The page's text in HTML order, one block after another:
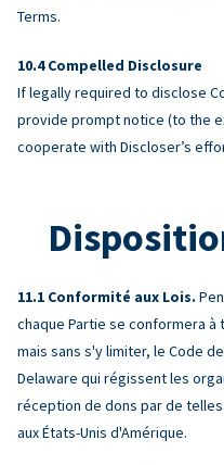
Terms.
Compelled Disclosure
If legally required to disclose
provide prompt notice (to the
cooperate with Discloser’s
Conformité aux Lois.
chaque Partie se conformera
mais sans s'y limiter, le Code
Delaware qui régissent les
réception de dons par de
aux États-Unis d'Amérique.